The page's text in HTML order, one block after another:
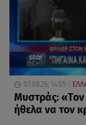
07.08.26, 14:05
Μυστράς: «Τον
ήθελα να τον